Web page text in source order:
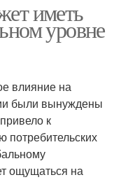
иметь
уровне
влияние на
были вынуждены
к
ощущаться на